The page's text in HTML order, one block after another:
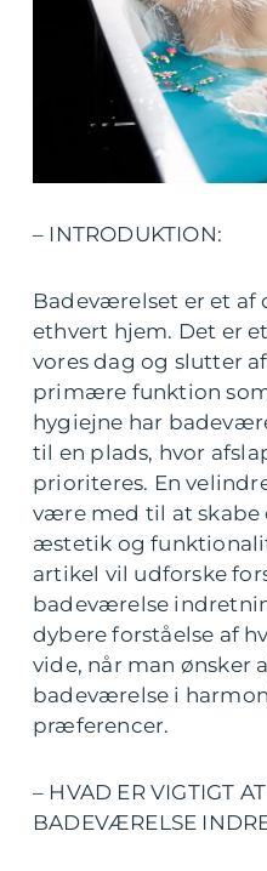
– INTRODUKTION:
Badeværelset er et af
ethvert hjem. Det er
vores dag og slutter
primære funktion
hygiejne har
til en plads, hvor
prioriteres. En
være med til at skabe
æstetik og
artikel vil udforske
badeværelse
dybere forståelse af
vide, når man ønsker
badeværelse i
præferencer.
– HVAD ER VIGTIGT
BADEVÆRELSE